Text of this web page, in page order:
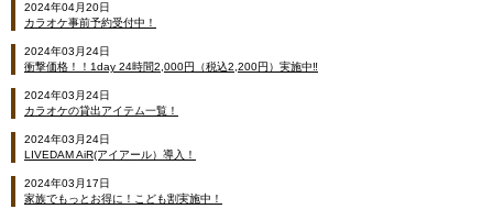
2024年04月20日
カラオケ事前予約受付中！
2024年03月24日
衝撃価格！！1day 24時間2,000円（税込2,200円）実施中‼
2024年03月24日
カラオケの貸出アイテム一覧！
2024年03月24日
LIVEDAM AiR(アイアール）導入！
2024年03月17日
家族でもっとお得に！こども割実施中！